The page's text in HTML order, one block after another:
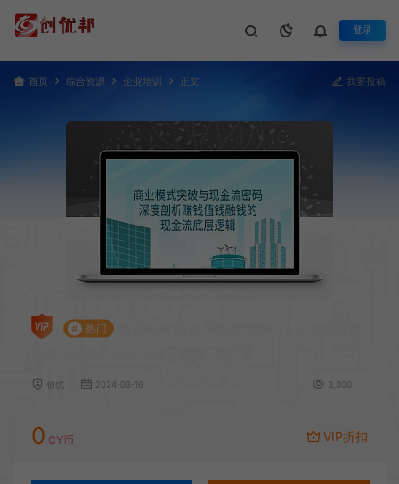
登录
首页 综合资源 企业培训 正文 我要投稿
# 热门
创优 2024-03-16 3,300
0 CY币 VIP折扣